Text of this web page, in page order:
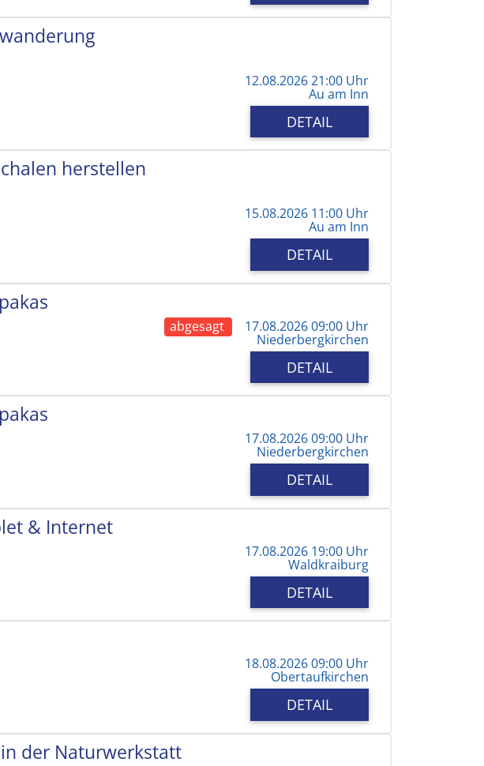
12.08.2026 21:00 Uhr
Au am Inn
DETAIL
herstellen
15.08.2026 11:00 Uhr
Au am Inn
DETAIL
abgesagt 17.08.2026 09:00 Uhr
Niederbergkirchen
DETAIL
17.08.2026 09:00 Uhr
Niederbergkirchen
DETAIL
& Internet
17.08.2026 19:00 Uhr
Waldkraiburg
DETAIL
18.08.2026 09:00 Uhr
Obertaufkirchen
DETAIL
der Naturwerkstatt